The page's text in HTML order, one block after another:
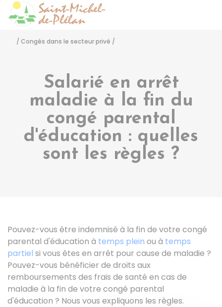
/ Congés dans le secteur privé /
Salarié en arrêt
maladie à la fin du
congé parental
d'éducation : quelles
sont les règles ?
Pouvez-vous être indemnisé à la fin de votre congé
parental d'éducation à temps plein ou à temps
partiel si vous êtes en arrêt pour cause de maladie ?
Pouvez-vous bénéficier de droits aux
remboursements des frais de santé en cas de
maladie à la fin de votre congé parental
d'éducation ? Nous vous expliquons les règles.